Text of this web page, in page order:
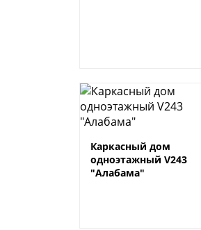
Каркасный дом
одноэтажный V243
"Алабама"